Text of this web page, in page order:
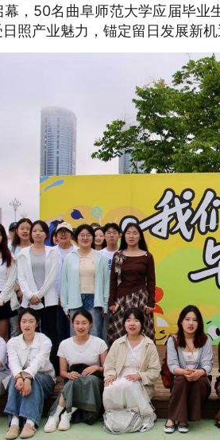
幕，50名曲阜师范大学应届毕
照产业魅力，锚定留日发展新